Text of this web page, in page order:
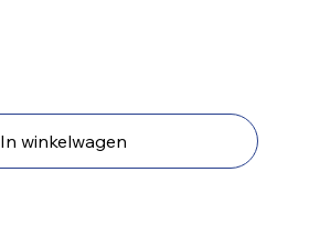
In winkelwagen